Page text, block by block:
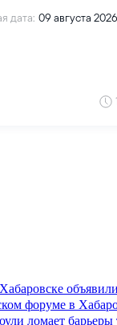
форуме в
ломает барьеры